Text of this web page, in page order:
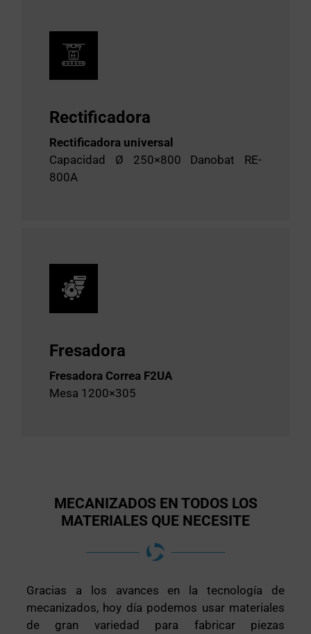
Rectificadora
Rectificadora universal
Capacidad Ø 250×800 Danobat RE-
800A
Fresadora
Fresadora Correa F2UA
Mesa 1200×305
MECANIZADOS EN TODOS LOS
MATERIALES QUE NECESITE
Gracias a los avances en la tecnología de
mecanizados, hoy día podemos usar materiales
de gran variedad para fabricar piezas